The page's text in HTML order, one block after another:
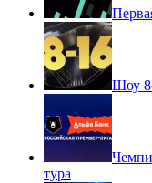
Шоу
тура